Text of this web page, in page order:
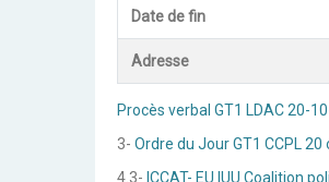
Procès verbal GT1 LDAC 20-
3- Ordre du Jour GT1 CCPL 20
4.3- ICCAT- EU IUU Coalition
Date de fin
Adresse